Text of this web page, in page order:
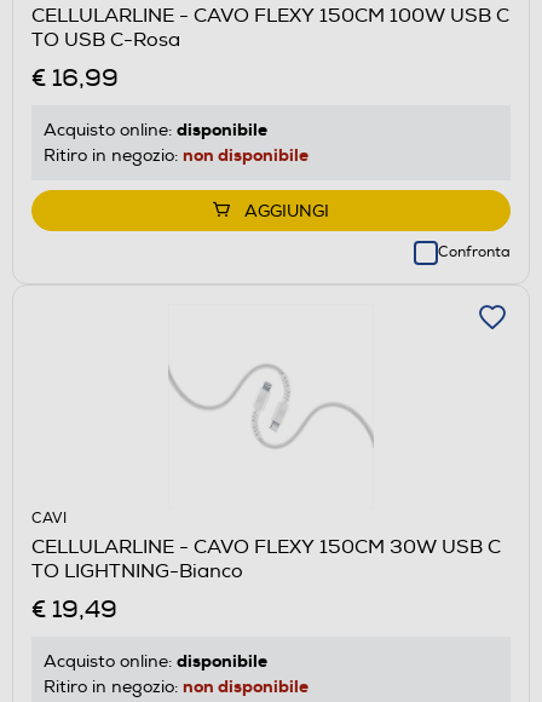
CELLULARLINE - CAVO FLEXY 150CM 100W USB C
TO USB C-Rosa
€ 16,99
Acquisto online: disponibile
Ritiro in negozio: non disponibile
AGGIUNGI
Confronta
CAVI
CELLULARLINE - CAVO FLEXY 150CM 30W USB C
TO LIGHTNING-Bianco
€ 19,49
Acquisto online: disponibile
Ritiro in negozio: non disponibile